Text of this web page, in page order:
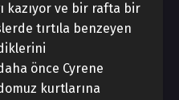
kazıyor ve bir rafta bir
tırtıla benzeyen
önce Cyrene
kurtlarına